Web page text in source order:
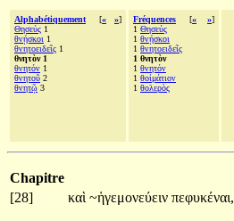
Alphabétiquement [« »]
Θησεύς 1
θνῄσκοι 1
θνητοειδεῖς 1
θνητὸν 1
θνητόν 1
θνητοῦ 2
θνητῷ 3
Fréquences [« »]
1 Θησεύς
1 θνῄσκοι
1 θνητοειδεῖς
1 θνητὸν
1 θνητόν
1 θοἰμάτιον
1 θολερὸς
Chapitre
[28]
καὶ ~ἡγεμονεύειν πεφυκέναι,